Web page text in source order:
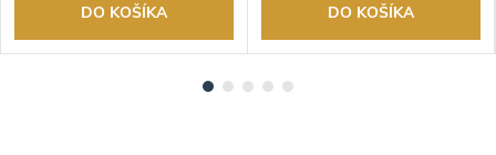
DO KOŠÍKA DO KOŠÍKA